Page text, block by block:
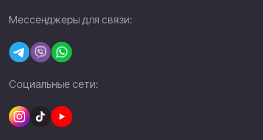
Мессенджеры для связи:
Социальные сети: